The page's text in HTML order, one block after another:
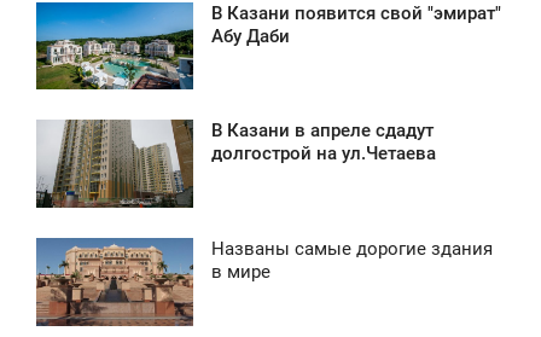
В Казани появится свой "эмират"
Абу Даби
В Казани в апреле сдадут
долгострой на ул.Четаева
Названы самые дорогие здания
в мире